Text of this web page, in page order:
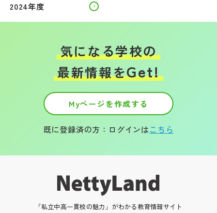
2024年度
気になる学校の
最新情報をGet!
Myページを作成する
既に登録済の方：ログインはこちら
「私立中高一貫校の魅力」がわかる教育情報サイト